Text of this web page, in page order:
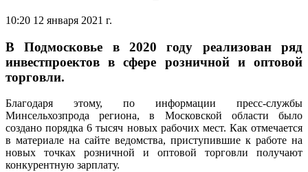
10:20 12 января 2021 г.
В Подмосковье в 2020 году реализован ряд
инвестпроектов в сфере розничной и оптовой
торговли.
Благодаря этому, по информации пресс-службы
Минсельхозпрода региона, в Московской области было
создано порядка 6 тысяч новых рабочих мест. Как отмечается
в материале на сайте ведомства, приступившие к работе на
новых точках розничной и оптовой торговли получают
конкурентную зарплату.